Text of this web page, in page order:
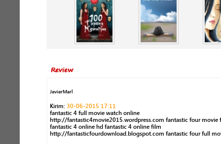
Review
JavierMarl
Kirim: 30-06-2015 17:11
fantastic 4 full movie watch online
http://fantastic4movie2015.wordpress.com fantastic four movie
fantastic 4 online hd fantastic 4 online film
http://fantasticfourdownload.blogspot.com fantastic four full